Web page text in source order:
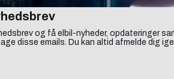
og få elbil-nyheder, opdateringer
disse emails. Du kan altid afmelde dig